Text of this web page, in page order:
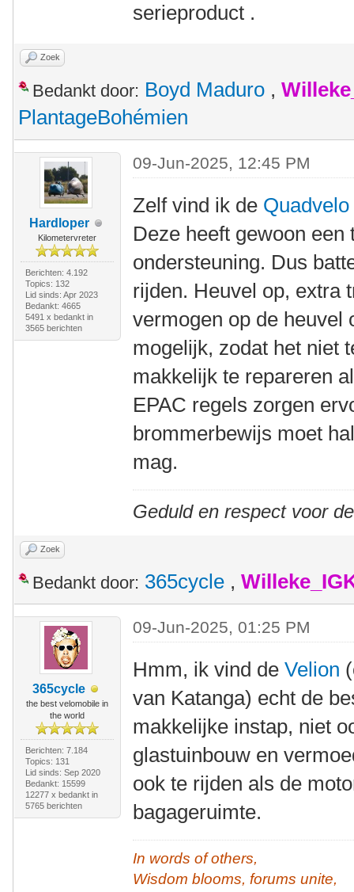
serieproduct .
Zoek
Bedankt door: Boyd Maduro ,
PlantageBohémien
Hardloper
Kilometervreter
Berichten: 4.192
Topics: 132
Lid sinds: Apr 2023
Bedankt: 4665
5491 x bedankt in
3565 berichten
09-Jun-2025, 12:45 PM
Zelf vind ik de Quadvelo
Deze heeft gewoon
ondersteuning. Dus
rijden. Heuvel op, extra
vermogen op de heuvel
mogelijk, zodat het niet
makkelijk te repareren
EPAC regels zorgen
brommerbewijs moet
mag.
Geduld en respect voor
Zoek
Bedankt door: 365cycle ,
365cycle
the best velomobile in
the world
Berichten: 7.184
Topics: 131
Lid sinds: Sep 2020
Bedankt: 15599
12277 x bedankt in
5765 berichten
09-Jun-2025, 01:25 PM
Hmm, ik vind deVelion
van Katanga) echt de
makkelijke instap, niet
glastuinbouw en
ook te rijden als de
bagageruimte.
In words of others,
Wisdom blooms, forums unite,